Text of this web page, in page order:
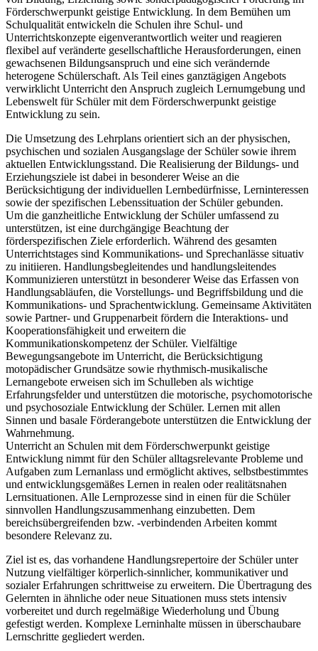
Förderschwerpunkt geistige Entwicklung. In dem Bemühen um
Schulqualität entwickeln die Schulen ihre Schul- und
Unterrichtskonzepte eigenverantwortlich weiter und reagieren
flexibel auf veränderte gesellschaftliche Herausforderungen, einen
gewachsenen Bildungsanspruch und eine sich verändernde
heterogene Schülerschaft. Als Teil eines ganztägigen Angebots
verwirklicht Unterricht den Anspruch zugleich Lernumgebung und
Lebenswelt für Schüler mit dem Förderschwerpunkt geistige
Entwicklung zu sein.
Die Umsetzung des Lehrplans orientiert sich an der physischen,
psychischen und sozialen Ausgangslage der Schüler sowie ihrem
aktuellen Entwicklungsstand. Die Realisierung der Bildungs- und
Erziehungsziele ist dabei in besonderer Weise an die
Berücksichtigung der individuellen Lernbedürfnisse, Lerninteressen
sowie der spezifischen Lebenssituation der Schüler gebunden.
Um die ganzheitliche Entwicklung der Schüler umfassend zu
unterstützen, ist eine durchgängige Beachtung der
förderspezifischen Ziele erforderlich. Während des gesamten
Unterrichtstages sind Kommunikations- und Sprechanlässe situativ
zu initiieren. Handlungsbegleitendes und handlungsleitendes
Kommunizieren unterstützt in besonderer Weise das Erfassen von
Handlungsabläufen, die Vorstellungs- und Begriffsbildung und die
Kommunikations- und Sprachentwicklung. Gemeinsame Aktivitäten
sowie Partner- und Gruppenarbeit fördern die Interaktions- und
Kooperationsfähigkeit und erweitern die
Kommunikationskompetenz der Schüler. Vielfältige
Bewegungsangebote im Unterricht, die Berücksichtigung
motopädischer Grundsätze sowie rhythmisch-musikalische
Lernangebote erweisen sich im Schulleben als wichtige
Erfahrungsfelder und unterstützen die motorische, psychomotorische
und psychosoziale Entwicklung der Schüler. Lernen mit allen
Sinnen und basale Förderangebote unterstützen die Entwicklung der
Wahrnehmung.
Unterricht an Schulen mit dem Förderschwerpunkt geistige
Entwicklung nimmt für den Schüler alltagsrelevante Probleme und
Aufgaben zum Lernanlass und ermöglicht aktives, selbstbestimmtes
und entwicklungsgemäßes Lernen in realen oder realitätsnahen
Lernsituationen. Alle Lernprozesse sind in einen für die Schüler
sinnvollen Handlungszusammenhang einzubetten. Dem
bereichsübergreifenden bzw. -verbindenden Arbeiten kommt
besondere Relevanz zu.
Ziel ist es, das vorhandene Handlungsrepertoire der Schüler unter
Nutzung vielfältiger körperlich-sinnlicher, kommunikativer und
sozialer Erfahrungen schrittweise zu erweitern. Die Übertragung des
Gelernten in ähnliche oder neue Situationen muss stets intensiv
vorbereitet und durch regelmäßige Wiederholung und Übung
gefestigt werden. Komplexe Lerninhalte müssen in überschaubare
Lernschritte gegliedert werden.